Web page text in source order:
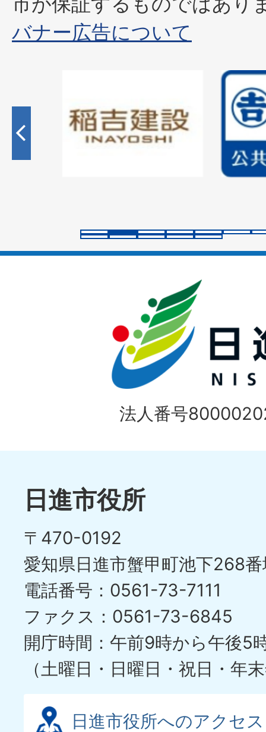
バナー広告について
枚
目
ラ
イ
法人番号
日進市役所
〒470-0192
愛知県日進市蟹甲町池下268
電話番号：0561-73-7111
ファクス：0561-73-6845
開庁時間：午前9時から午後5
（土曜日・日曜日・祝日・年
日進市役所へのアクセス